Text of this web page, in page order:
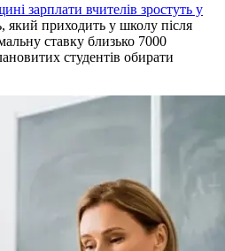
зарплати вчителів зростуть у
який приходить у школу після
ставку близько 7000
студентів обирати